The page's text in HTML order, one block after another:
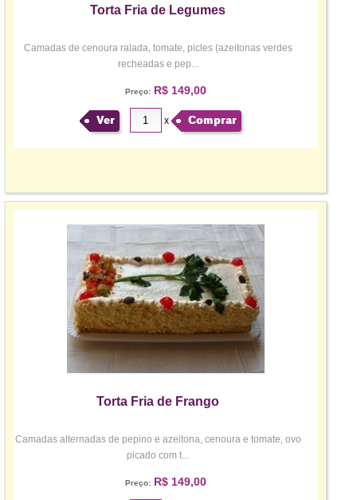
Torta Fria de Legumes
Camadas de cenoura ralada, tomate, picles (azeitonas verdes
recheadas e pep...
Preço:R$ 149,00
Ver x Comprar
Torta Fria de Frango
Camadas alternadas de pepino e azeitona, cenoura e tomate, ovo
picado com t...
Preço:R$ 149,00